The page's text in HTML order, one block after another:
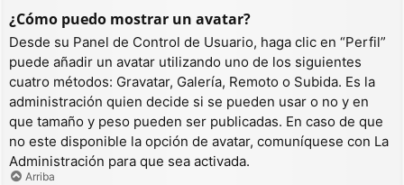
¿Cómo puedo mostrar un avatar?
Desde su Panel de Control de Usuario, haga clic en “Perfil”
puede añadir un avatar utilizando uno de los siguientes
cuatro métodos: Gravatar, Galería, Remoto o Subida. Es la
administración quien decide si se pueden usar o no y en
que tamaño y peso pueden ser publicadas. En caso de que
no este disponible la opción de avatar, comuníquese con La
Administración para que sea activada.
Arriba